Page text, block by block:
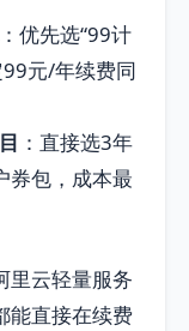
：优先选“99计
元/年续费同
：直接选3年
券包，成本最
里云轻量服务
能直接在续费